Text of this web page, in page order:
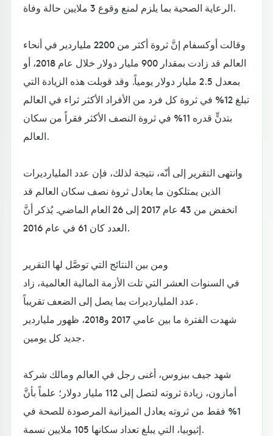
الرعاية الصحية بما يلزم لمنع وقوع 3 ملايين حالة وفاة.
وقالت أوكسفام إنَّ ثروة أكثر من 2200 ملياردير في أنحاء
العالم قد زادت بمقدار 900 مليار دولار خلال عام 2018، أو
بمعدل 2.5 مليار دولار يومياً. وقد قوبلت هذه الزيادة التي
تبلغ 12% في ثروة كل فرد من الأفراد الأكثر ثراء في العالم
بتدنٍّ قدره 11% في ثروة النصف الأكثر فقراً من سكان
العالم.
وانتهى التقرير إلى أنّه، نتيجة لذلك، فإن عدد المليارديرات
الذين يمتلكون ما يعادل ثروة نصف سكان العالم قد
انخفض من 43 عام 2017 إلى 26 العام الماضي. يُذكر أنَّ
العدد كان 61 في عام 2016.
ومن بين النتائج التي توصَّل لها التقرير
في السنوات العشر التي تلت الأزمة المالية العالمية، زاد
عدد المليارديرات بما يصل إلى الضعف تقريباً.
شهدت الفترة ما بين عامي 2017 و2018، ظهور ملياردير
جديد كل يومين.
شهد جيف بيزوس، أغنى رجل في العالم ومالك شركة
أمازون، زيادة ثروته لتصل إلى 112 مليار دولار؛ علماً بأنَّ
1% فقط من ثروته يعادل الميزانية المرصودة للصحة في
إثيوبيا، التي يبلغ تعداد سكانها 105 ملايين نسمة.